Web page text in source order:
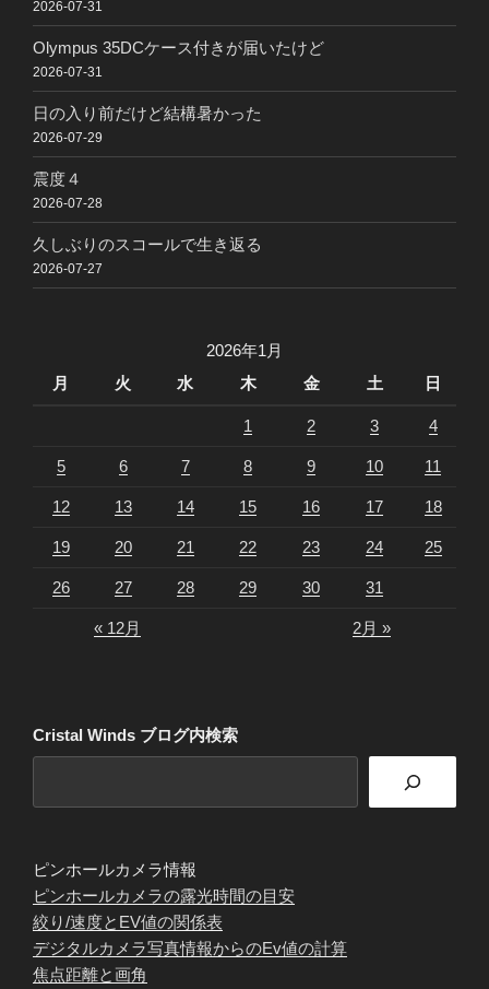
2026-07-31
Olympus 35DCケース付きが届いたけど
2026-07-31
日の入り前だけど結構暑かった
2026-07-29
震度４
2026-07-28
久しぶりのスコールで生き返る
2026-07-27
2026年1月
月
火 水 木 金 土 日
1 2 3 4
5 6 7 8 9 10 11
12 13 14 15 16 17 18
19 20 21 22 23 24 25
26 27 28 29 30 31
« 12月 2月 »
Cristal Winds ブログ内検索
ピンホールカメラ情報
ピンホールカメラの露光時間の目安
絞り/速度とEV値の関係表
デジタルカメラ写真情報からのEv値の計算
焦点距離と画角